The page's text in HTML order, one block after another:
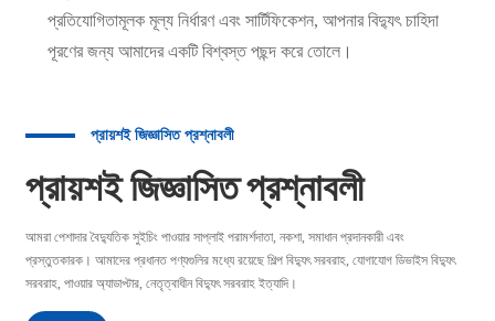
প্রতিযোগিতামূলক মূল্য নির্ধারণ এবং সার্টিফিকেশন, আপনার বিদ্যুৎ চাহিদা
পূরণের জন্য আমাদের একটি বিশ্বস্ত পছন্দ করে তোলে।
প্রায়শই জিজ্ঞাসিত প্রশ্নাবলী
প্রায়শই জিজ্ঞাসিত প্রশ্নাবলী
আমরা পেশাদার বৈদ্যুতিক সুইচিং পাওয়ার সাপ্লাই পরামর্শদাতা, নকশা, সমাধান প্রদানকারী এবং
প্রস্তুতকারক। আমাদের প্রধানত পণ্যগুলির মধ্যে রয়েছে শিল্প বিদ্যুৎ সরবরাহ, যোগাযোগ ডিভাইস বিদ্যুৎ
সরবরাহ, পাওয়ার অ্যাডাপ্টার, নেতৃত্বাধীন বিদ্যুৎ সরবরাহ ইত্যাদি।